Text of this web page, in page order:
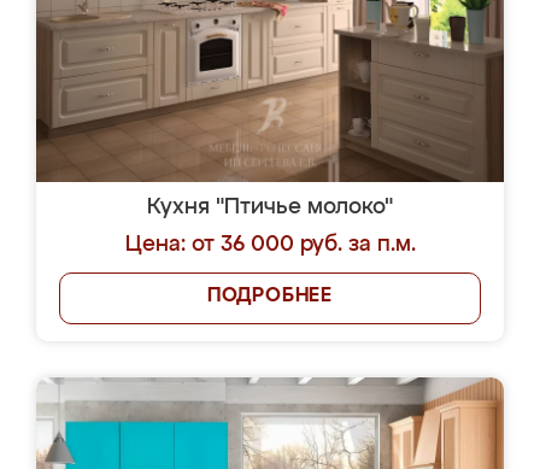
Кухня "Птичье молоко"
Цена: от 36 000 руб. за п.м.
ПОДРОБНЕЕ